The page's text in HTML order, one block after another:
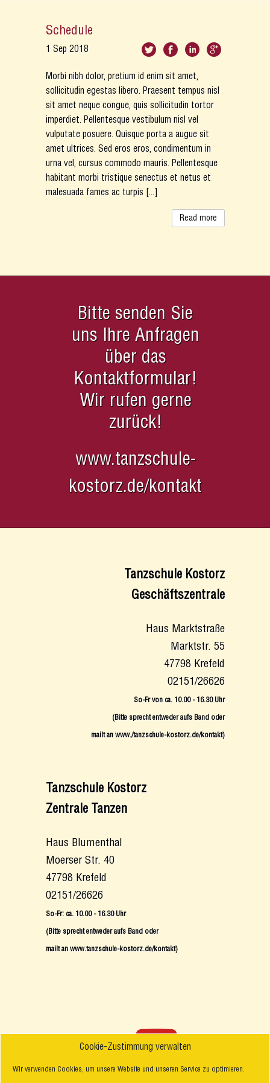
Cookie-Zustimmung verwalten
Wir verwenden Cookies, um unsere Website und unseren Service zu optimieren.
Schedule
1 Sep 2018
Morbi nibh dolor, pretium id enim sit amet,
sollicitudin egestas libero. Praesent tempus nisl
sit amet neque congue, quis sollicitudin tortor
imperdiet. Pellentesque vestibulum nisl vel
vulputate posuere. Quisque porta a augue sit
amet ultrices. Sed eros eros, condimentum in
urna vel, cursus commodo mauris. Pellentesque
habitant morbi tristique senectus et netus et
malesuada fames ac turpis [...]
Read more
Bitte senden Sie
uns Ihre Anfragen
über das
Kontaktformular!
Wir rufen gerne
zurück!
www.tanzschule-
kostorz.de/kontakt
Tanzschule Kostorz
Geschäftszentrale
Haus Marktstraße
Marktstr. 55
47798 Krefeld
02151/26626
So-Fr von ca. 10.00 - 16.30 Uhr
(Bitte sprecht entweder aufs Band oder
mailt an www./tanzschule-kostorz.de/kontakt)
Tanzschule Kostorz
Zentrale Tanzen
Haus Blumenthal
Moerser Str. 40
47798 Krefeld
02151/26626
So-Fr: ca. 10.00 - 16.30 Uhr
(Bitte sprecht entweder aufs Band oder
mailt an www.tanzschule-kostorz.de/kontakt)